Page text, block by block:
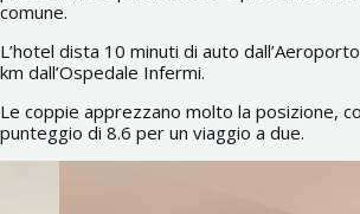
comune.
L’hotel dista 10 minuti di auto
km dall’Ospedale Infermi.
Le coppie apprezzano molto la posizione,
punteggio di 8.6 per un viaggio a due.